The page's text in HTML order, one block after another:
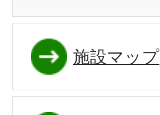
施設マップ